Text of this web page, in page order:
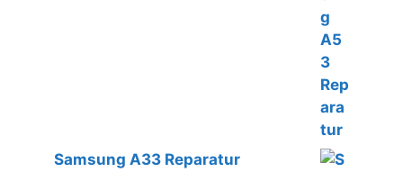
Samsung A33 Reparatur